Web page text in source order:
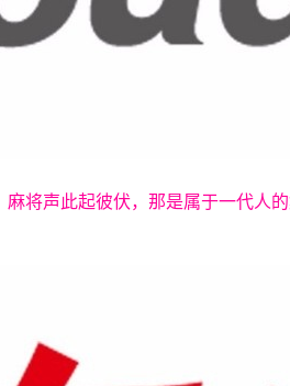
将声此起彼伏，那是属于一代人